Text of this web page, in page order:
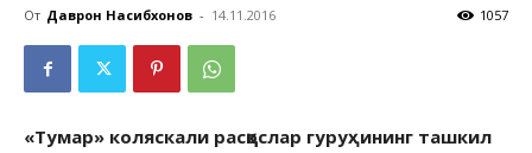
От Даврон Насибхонов - 14.11.2016 1057
«Тумар» коляскали расққослар гуруҳининг ташкил